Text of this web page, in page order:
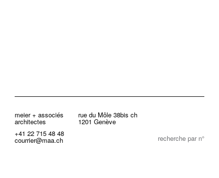
meier + associés
architectes
rue du Môle 38bis ch
1201 Genève
+41 22 715 48 48
courrier@maa.ch recherche par n°